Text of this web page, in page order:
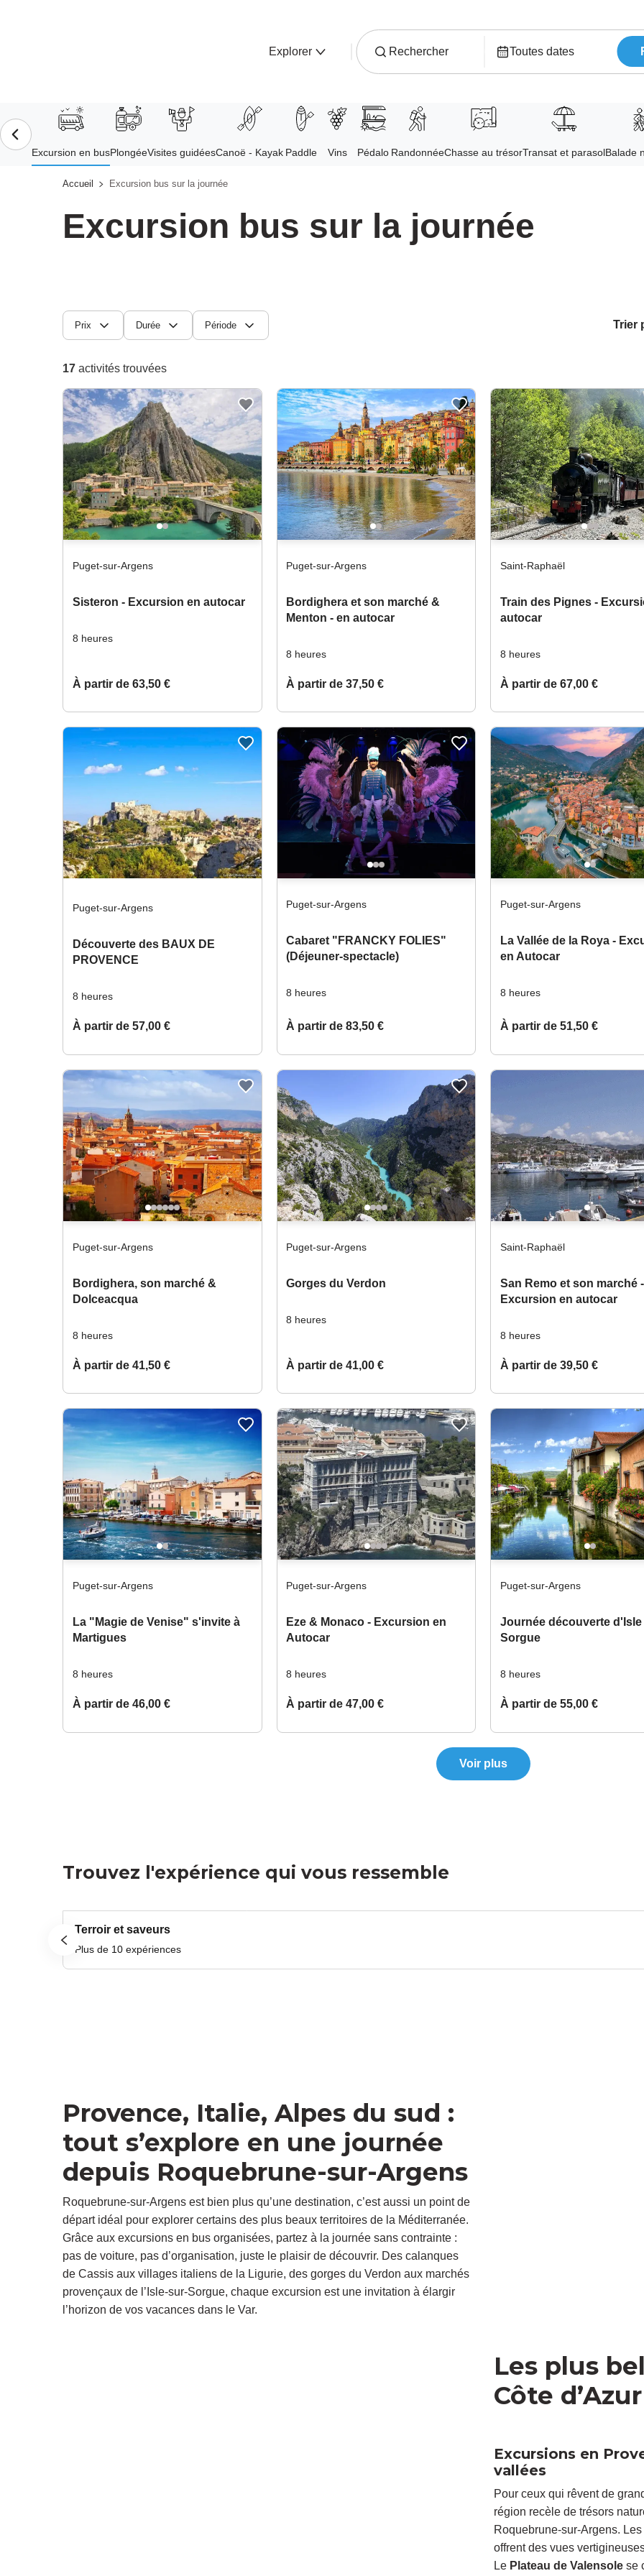
Explorer
Accueil Excursion bus sur la journée
Excursion bus sur la journée
Trouvez l'expérience qui vous ressemble
Terroir et saveurs
Plus de 10 expériences
Provence, Italie, Alpes du sud :
tout s’explore en une journée
depuis Roquebrune-sur-Argens
Roquebrune-sur-Argens est bien plus qu’une destination, c’est aussi un point de
départ idéal pour explorer certains des plus beaux territoires de la Méditerranée.
Grâce aux excursions en bus organisées, partez à la journée sans contrainte :
pas de voiture, pas d’organisation, juste le plaisir de découvrir. Des calanques
de Cassis aux villages italiens de la Ligurie, des gorges du Verdon aux marchés
provençaux de l’Isle-sur-Sorgue, chaque excursion est une invitation à élargir
l’horizon de vos vacances dans le Var.
Les plus
Côte
Excursions en
vallées
Pour ceux qui rêvent de
région recèle de trésors
Roquebrune-sur-Argens. Les
offrent des vues
Le Plateau de Valensole se